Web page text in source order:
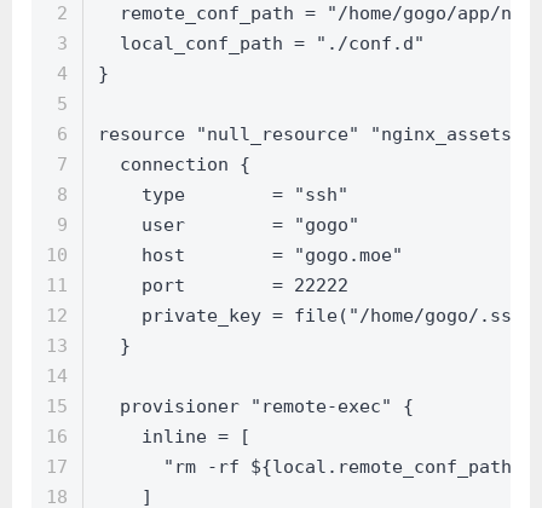
2
3
4
5
6
7
8
9
10
11
12
13
14
15
16
17
18
remote_conf_path = "/home/gogo/app/
  local_conf_path = "./conf.d"
}
resource "null_resource" "nginx_assets"
  connection {
    type        = "ssh"
    user        = "gogo"
    host        = "gogo.moe"
    port        = 22222
private_key = file("/home/gogo/.ssh/
  }
  provisioner "remote-exec" {
    inline = [
"rm -rf ${local.remote_conf_path}
    ]